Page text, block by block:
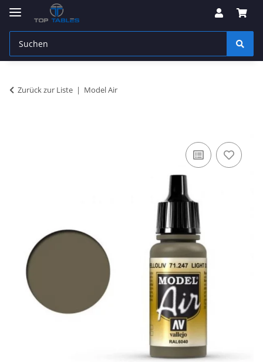
Zurück zur Liste Model Air